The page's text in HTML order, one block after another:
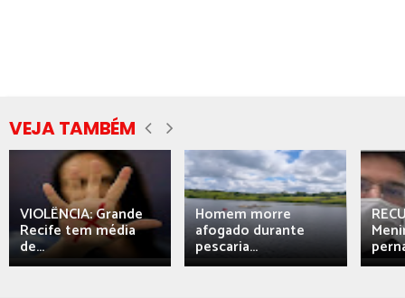
VEJA TAMBÉM
VIOLÊNCIA: Grande
Recife tem média
de...
Homem morre
afogado durante
pescaria...